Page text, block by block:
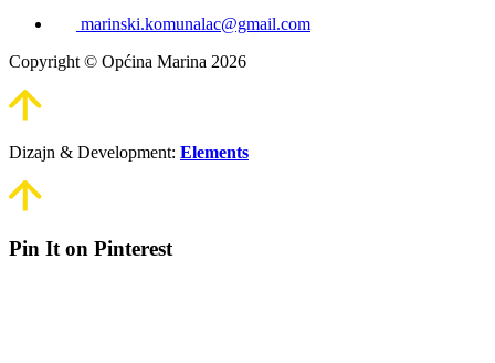
marinski.komunalac@gmail.com
Copyright © Općina Marina 2026
Dizajn & Development: Elements
Pin It on Pinterest